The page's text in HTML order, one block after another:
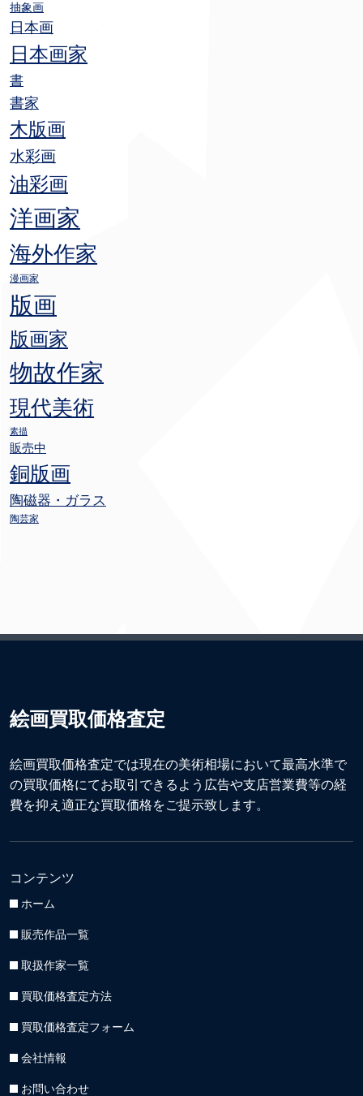
抽象画
日本画
日本画家
書
書家
木版画
水彩画
油彩画
洋画家
海外作家
漫画家
版画
版画家
物故作家
現代美術
素描
販売中
銅版画
陶磁器・ガラス
陶芸家
絵画買取価格査定
絵画買取価格査定では現在の美術相場において最高水準で
の買取価格にてお取引できるよう広告や支店営業費等の経
費を抑え適正な買取価格をご提示致します。
コンテンツ
ホーム
販売作品一覧
取扱作家一覧
買取価格査定方法
買取価格査定フォーム
会社情報
お問い合わせ